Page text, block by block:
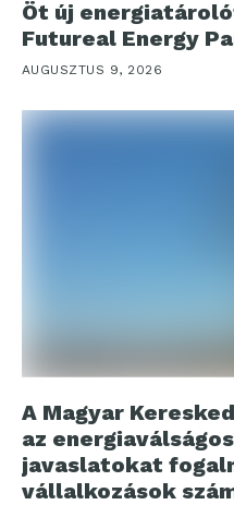
Öt új
Futureal Energy
AUGUSZTUS 9, 2026
A Magyar
az
javaslatokat
vállalkozások